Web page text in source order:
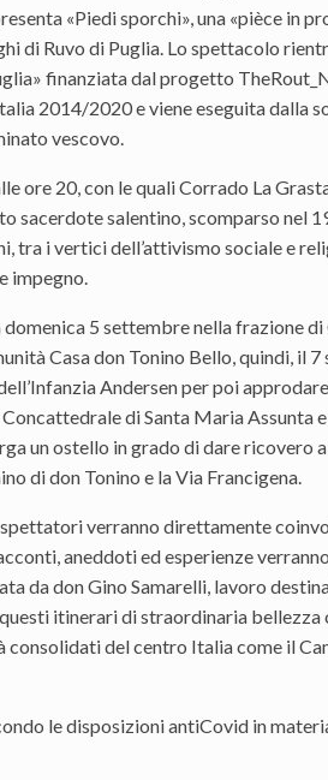
«Piedi sporchi», una «pièce in
di Ruvo di Puglia. Lo spettacolo
finanziata dal progetto
2014/2020 e viene eseguita dalla
vescovo.
ore 20, con le quali Corrado La
sacerdote salentino, scomparso nel
tra i vertici dell’attivismo sociale e
impegno.
5 settembre nella frazione
Casa don Tonino Bello, quindi, il
Andersen per poi
di Santa Maria Assunta
un ostello in grado di dare ricovero
di don Tonino e la Via Francigena.
verranno direttamente
aneddoti ed esperienze
da don Gino Samarelli, lavoro
itinerari di straordinaria bellezza
del centro Italia come il
le disposizioni antiCovid in